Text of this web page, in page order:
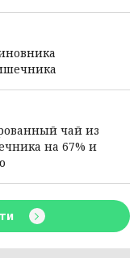
чай из
на 67% и